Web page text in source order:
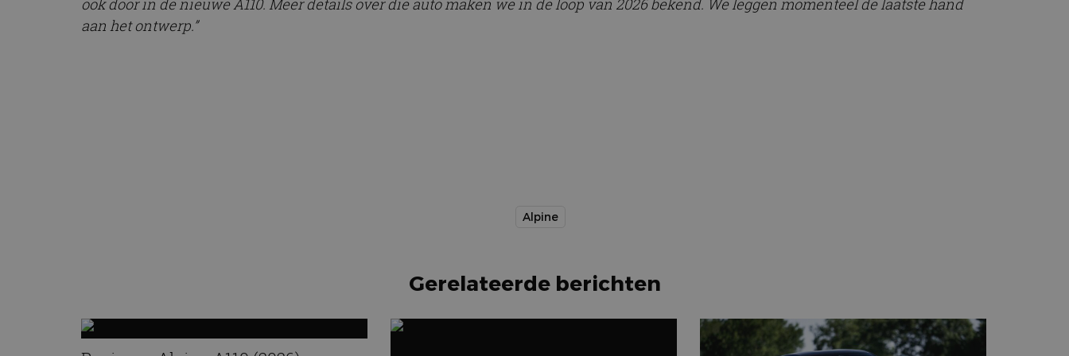
ook door in de nieuwe A110. Meer details over die auto maken we in de loop van 2026 bekend. We leggen momenteel de laatste hand
aan het ontwerp.”
Alpine
Gerelateerde berichten